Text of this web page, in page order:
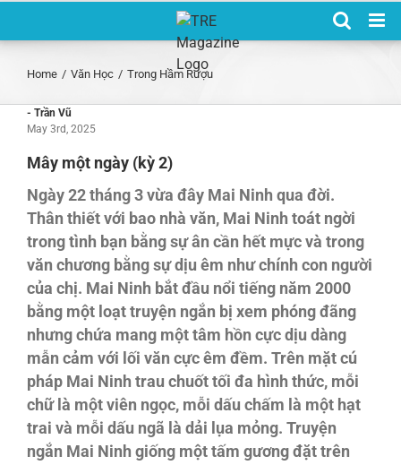
Home / Văn Học / Trong Hầm Rượu
- Trần Vũ
May 3rd, 2025
Mây một ngày (kỳ 2)
Ngày 22 tháng 3 vừa đây Mai Ninh qua đời.
Thân thiết với bao nhà văn, Mai Ninh toát ngời
trong tình bạn bằng sự ân cần hết mực và trong
văn chương bằng sự dịu êm như chính con người
của chị. Mai Ninh bắt đầu nổi tiếng năm 2000
bằng một loạt truyện ngắn bị xem phóng đãng
nhưng chứa mang một tâm hồn cực dịu dàng
mẫn cảm với lối văn cực êm đềm. Trên mặt cú
pháp Mai Ninh trau chuốt tối đa hình thức, mỗi
chữ là một viên ngọc, mỗi dấu chấm là một hạt
trai và mỗi dấu ngã là dải lụa mỏng. Truyện
ngắn Mai Ninh giống một tấm gương đặt trên